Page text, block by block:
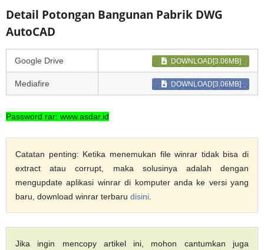
Detail Potongan Bangunan Pabrik DWG
AutoCAD
Google Drive DOWNLOAD[3.06MB]
Mediafire DOWNLOAD[3.06MB]
Password rar: www.asdar.id
Catatan penting: Ketika menemukan file winrar tidak bisa di
extract atau corrupt, maka solusinya adalah dengan
mengupdate aplikasi winrar di komputer anda ke versi yang
baru, download winrar terbaru disini
Jika ingin mencopy artikel ini, mohon cantumkan juga